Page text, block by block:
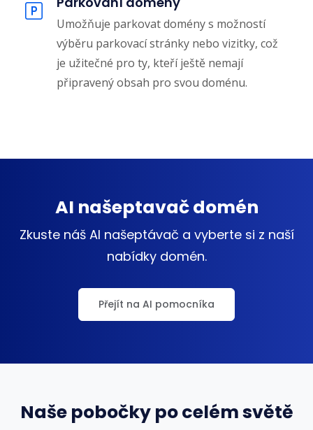
Umožňuje parkovat domény s možností
výběru parkovací stránky nebo vizitky, což
je užitečné pro ty, kteří ještě nemají
připravený obsah pro svou doménu.
AI našeptavač domén
Zkuste náš AI našeptávač a vyberte si z naší
nabídky domén.
Přejít na AI pomocníka
Naše pobočky po celém světě